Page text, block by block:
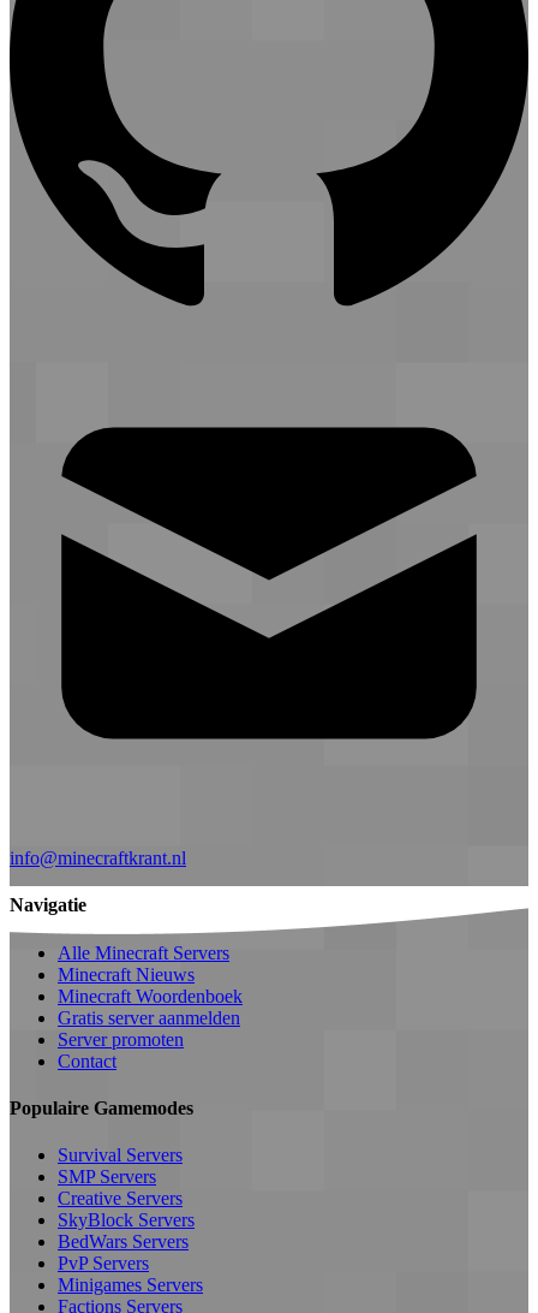
info@minecraftkrant.nl
Navigatie
Alle Minecraft Servers
Minecraft Nieuws
Minecraft Woordenboek
Gratis server aanmelden
Server promoten
Contact
Populaire Gamemodes
Survival Servers
SMP Servers
Creative Servers
SkyBlock Servers
BedWars Servers
PvP Servers
Minigames Servers
Factions Servers